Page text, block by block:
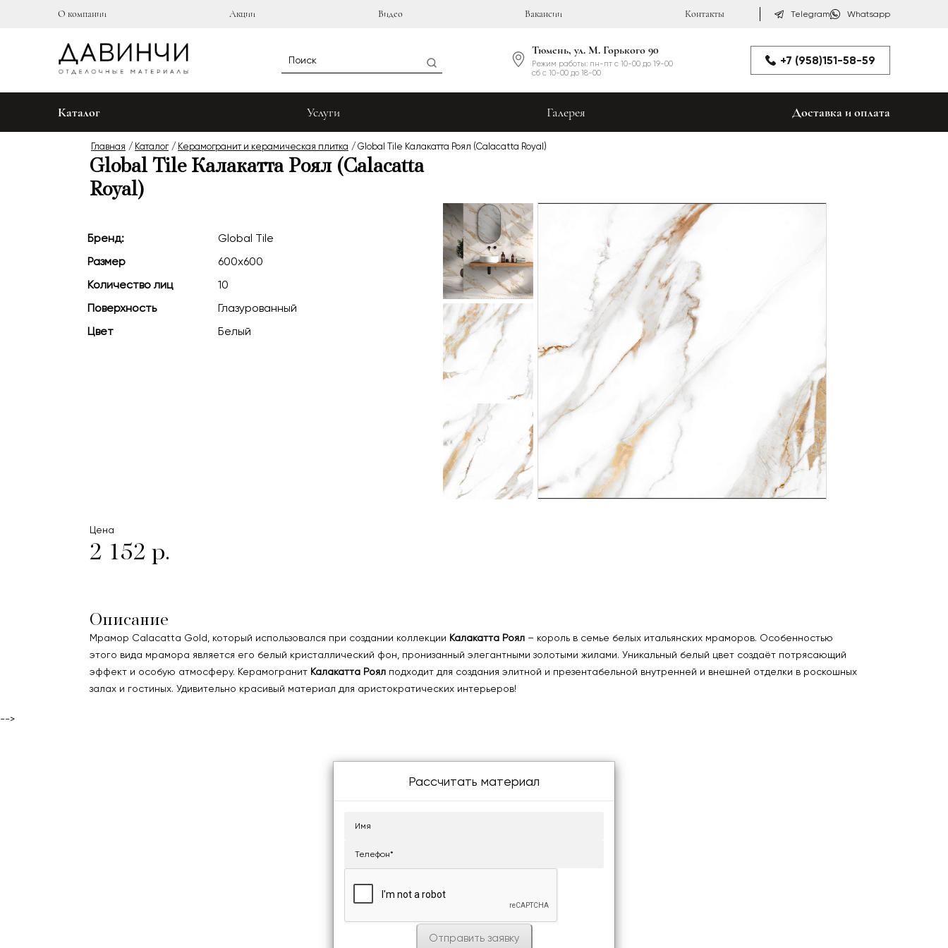
О компании Акции Видео Вакансии Контакты Telegram Whatsapp
Тюмень, ул. М. Горького 90
Режим работы: пн-пт с 10-00 до 19-00
сб с 10-00 до 18-00
+7 (958)151-58-59
Каталог Услуги Галерея Доставка и оплата
Главная Каталог Керамогранит и керамическая плитка Global Tile Калакатта Роял (Calacatta Royal)
Global Tile Калакатта Роял (Calacatta
Royal)
Бренд:
Global Tile
Размер
600х600
Количество лиц
10
Поверхность
Глазурованный
Цвет
Белый
Цена
2 152 р.
Описание
Мрамор Calacatta Gold, который использовался при создании коллекции Калакатта Роял – король в семье белых итальянских мраморов. Особенностью
этого вида мрамора является его белый кристаллический фон, пронизанный элегантными золотыми жилами. Уникальный белый цвет создаёт потрясающий
эффект и особую атмосферу. Керамогранит Калакатта Роял подходит для создания элитной и презентабельной внутренней и внешней отделки в роскошных
залах и гостиных. Удивительно красивый материал для аристократических интерьеров!
-->
Рассчитать материал